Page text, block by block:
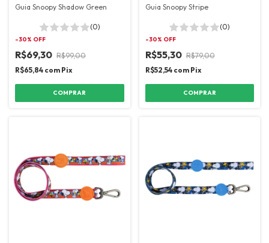
Guia Snoopy Shadow Green
(0)
-30% OFF
R$69,30 R$99,00
R$65,84 com Pix
COMPRAR
Guia Snoopy Stripe
(0)
-30% OFF
R$55,30 R$79,00
R$52,54 com Pix
COMPRAR